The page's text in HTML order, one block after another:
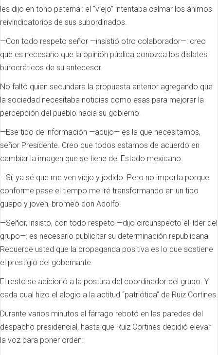
les dijo en tono paternal: el “viejo” intentaba calmar los ánimos
reivindicatorios de sus subordinados.
—Con todo respeto señor —insistió otro colaborador—: creo
que es necesario que la opinión pública conozca los dislates
burocráticos de su antecesor.
No faltó quien secundara la propuesta anterior agregando que
la sociedad necesitaba noticias como esas para mejorar la
percepción del pueblo hacia su gobierno.
—Ese tipo de información —adujo— es la que necesitamos,
señor Presidente. Creo que todos estamos de acuerdo en
cambiar la imagen que se tiene del Estado mexicano.
—Sí, ya sé que me ven viejo y jodido. Pero no importa porque
conforme pase el tiempo me iré transformando en un tipo
guapo y joven, bromeó don Adolfo.
—Señor, insisto, con todo respeto —dijo circunspecto el líder del
grupo—: es necesario publicitar su determinación republicana.
Recuerde usted que la propaganda positiva es lo que sostiene
el prestigio del gobernante.
El resto se adicionó a la postura del coordinador del grupo. Y
cada cual hizo el elogio a la actitud “patriótica” de Ruiz Cortines.
Durante varios minutos el fárrago rebotó en las paredes del
despacho presidencial, hasta que Ruiz Cortines decidió elevar
la voz para poner orden: